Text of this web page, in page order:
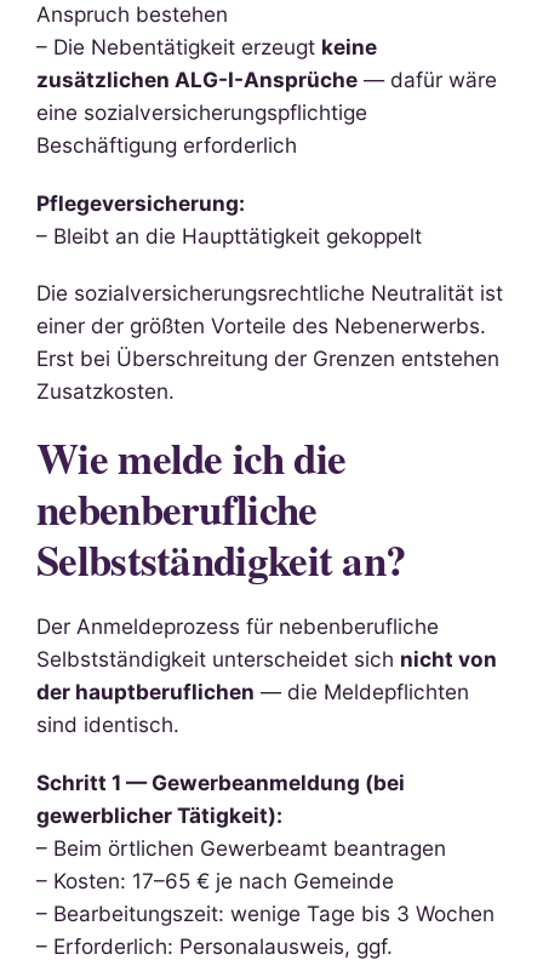
Anspruch bestehen
– Die Nebentätigkeit erzeugt keine
zusätzlichen ALG-I-Ansprüche — dafür wäre
eine sozialversicherungspflichtige
Beschäftigung erforderlich
Pflegeversicherung:
– Bleibt an die Haupttätigkeit gekoppelt
Die sozialversicherungsrechtliche Neutralität ist
einer der größten Vorteile des Nebenerwerbs.
Erst bei Überschreitung der Grenzen entstehen
Zusatzkosten.
Wie melde ich die
nebenberufliche
Selbstständigkeit an?
Der Anmeldeprozess für nebenberufliche
Selbstständigkeit unterscheidet sich nicht von
der hauptberuflichen — die Meldepflichten
sind identisch.
Schritt 1 — Gewerbeanmeldung (bei
gewerblicher Tätigkeit):
– Beim örtlichen Gewerbeamt beantragen
– Kosten: 17–65 € je nach Gemeinde
– Bearbeitungszeit: wenige Tage bis 3 Wochen
– Erforderlich: Personalausweis, ggf.